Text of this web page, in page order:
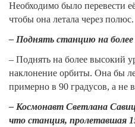
Необходимо было перевести
чтобы она летала через полюс.
– Поднять станцию на более
– Поднять на более высокий
наклонение орбиты. Она бы
примерно в 90 градусов, а не
– Космонавт Светлана
что станция, пролетавшая